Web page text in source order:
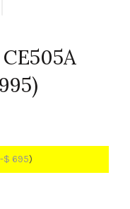
-$ 695)